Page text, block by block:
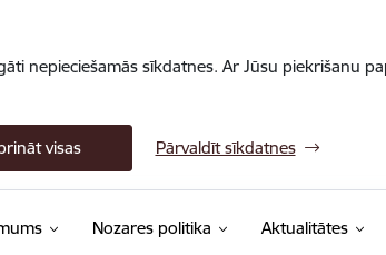
nepieciešamās sīkdatnes. Ar Jūsu piekrišanu
visas Pārvaldīt sīkdatnes
Nozares politika Aktualitātes